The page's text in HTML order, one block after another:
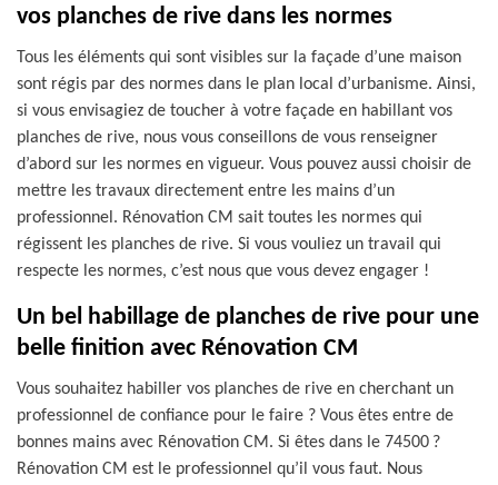
vos planches de rive dans les normes
Tous les éléments qui sont visibles sur la façade d’une maison
sont régis par des normes dans le plan local d’urbanisme. Ainsi,
si vous envisagiez de toucher à votre façade en habillant vos
planches de rive, nous vous conseillons de vous renseigner
d’abord sur les normes en vigueur. Vous pouvez aussi choisir de
mettre les travaux directement entre les mains d’un
professionnel. Rénovation CM sait toutes les normes qui
régissent les planches de rive. Si vous vouliez un travail qui
respecte les normes, c’est nous que vous devez engager !
Un bel habillage de planches de rive pour une
belle finition avec Rénovation CM
Vous souhaitez habiller vos planches de rive en cherchant un
professionnel de confiance pour le faire ? Vous êtes entre de
bonnes mains avec Rénovation CM. Si êtes dans le 74500 ?
Rénovation CM est le professionnel qu’il vous faut. Nous